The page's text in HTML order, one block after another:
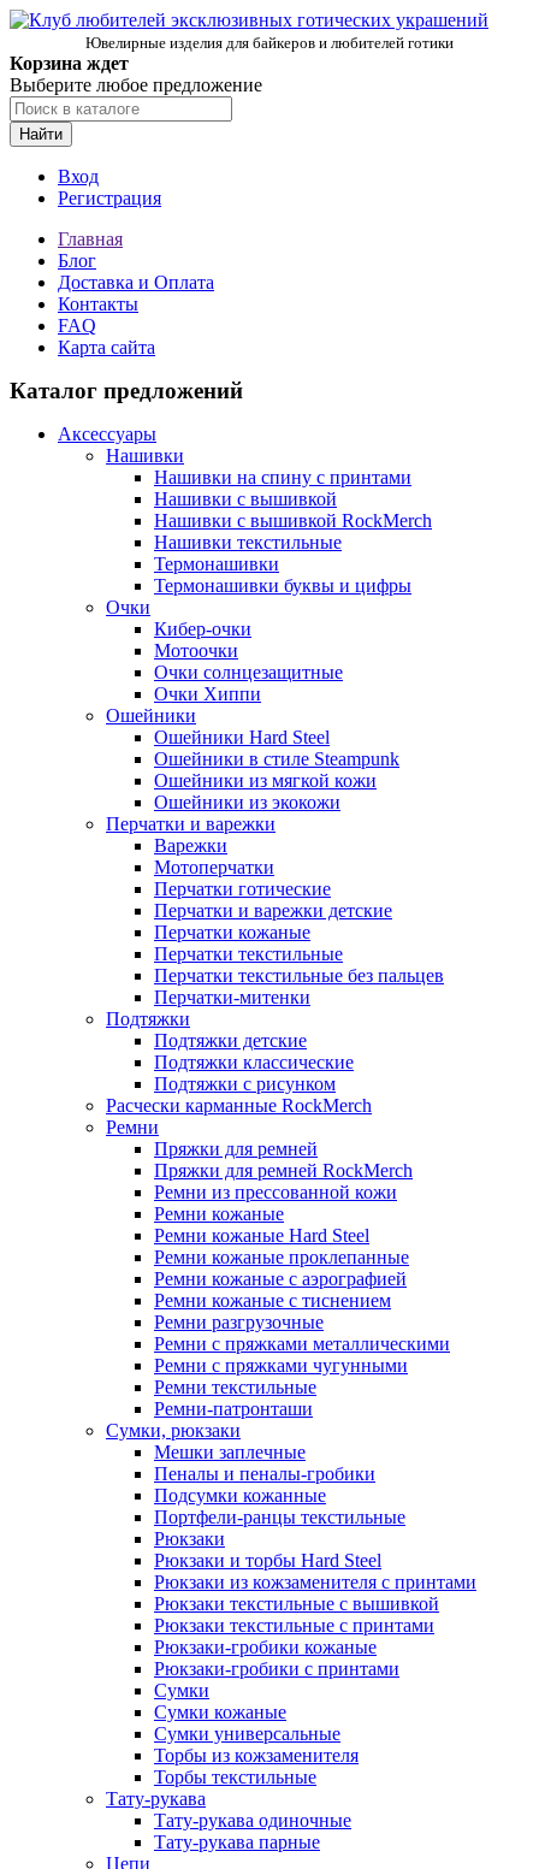
Ювелирные изделия для байкеров и любителей готики
Корзина ждет
Выберите любое предложение
Найти
Вход
Регистрация
Главная
Блог
Доставка и Оплата
Контакты
FAQ
Карта сайта
Каталог предложений
Аксессуары
Нашивки
Нашивки на спину с принтами
Нашивки с вышивкой
Нашивки с вышивкой RockMerch
Нашивки текстильные
Термонашивки
Термонашивки буквы и цифры
Очки
Кибер-очки
Мотоочки
Очки солнцезащитные
Очки Хиппи
Ошейники
Ошейники Hard Steel
Ошейники в стиле Steampunk
Ошейники из мягкой кожи
Ошейники из экокожи
Перчатки и варежки
Варежки
Мотоперчатки
Перчатки готические
Перчатки и варежки детские
Перчатки кожаные
Перчатки текстильные
Перчатки текстильные без пальцев
Перчатки-митенки
Подтяжки
Подтяжки детские
Подтяжки классические
Подтяжки с рисунком
Расчески карманные RockMerch
Ремни
Пряжки для ремней
Пряжки для ремней RockMerch
Ремни из прессованной кожи
Ремни кожаные
Ремни кожаные Hard Steel
Ремни кожаные проклепанные
Ремни кожаные с аэрографией
Ремни кожаные с тиснением
Ремни разгрузочные
Ремни с пряжками металлическими
Ремни с пряжками чугунными
Ремни текстильные
Ремни-патронташи
Сумки, рюкзаки
Мешки заплечные
Пеналы и пеналы-гробики
Подсумки кожанные
Портфели-ранцы текстильные
Рюкзаки
Рюкзаки и торбы Hard Steel
Рюкзаки из кожзаменителя с принтами
Рюкзаки текстильные с вышивкой
Рюкзаки текстильные с принтами
Рюкзаки-гробики кожаные
Рюкзаки-гробики с принтами
Сумки
Сумки кожаные
Сумки универсальные
Торбы из кожзаменителя
Торбы текстильные
Тату-рукава
Тату-рукава одиночные
Тату-рукава парные
Цепи